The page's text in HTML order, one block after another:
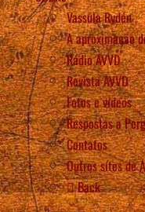
Vassula Rydén
A aproximação
Rádio AVVD
Revista AVVD
Fotos e vídeos
Respostas a
Contatos
Outros sítes de
Back